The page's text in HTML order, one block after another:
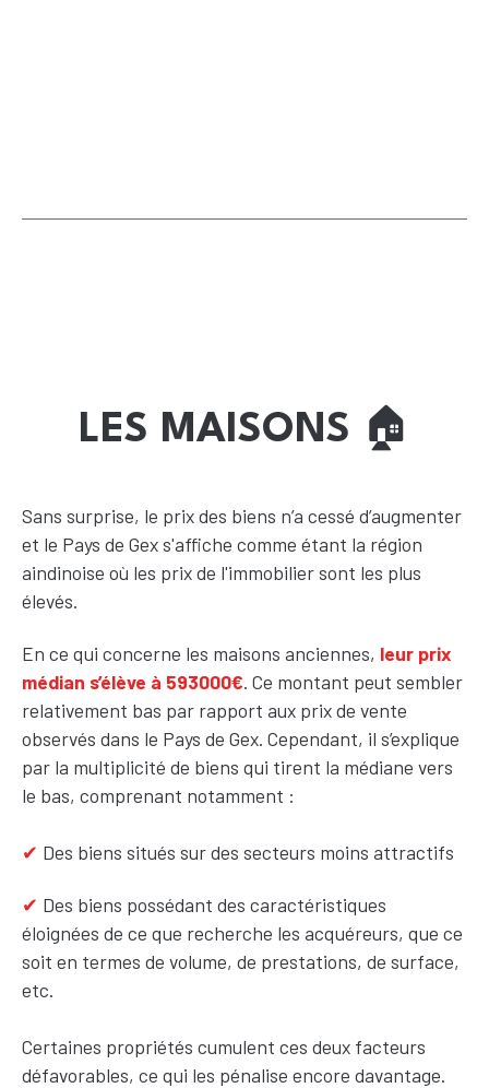
LES MAISONS 🏠
Sans surprise, le prix des biens n’a cessé d’augmenter
et le Pays de Gex s'affiche comme étant la région
aindinoise où les prix de l'immobilier sont les plus
élevés.
En ce qui concerne les maisons anciennes, leur prix
médian s’élève à 593000€. Ce montant peut sembler
relativement bas par rapport aux prix de vente
observés dans le Pays de Gex. Cependant, il s’explique
par la multiplicité de biens qui tirent la médiane vers
le bas, comprenant notamment :
✔ Des biens situés surdes secteurs moins attractifs
✔ Des biens possédant des caractéristiques
éloignées de ce que recherche les acquéreurs, que ce
soit en termes de volume, de prestations, de surface,
etc.
Certaines propriétés cumulent ces deux facteurs
défavorables, ce qui les pénalise encore davantage.